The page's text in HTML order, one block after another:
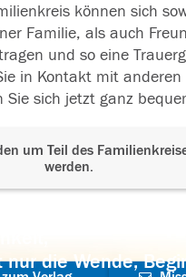
können sich
Familie, als auch
und so eine
in Kontakt mit
Sie sich jetzt ganz
um Teil des
werden.
nur die Wende,